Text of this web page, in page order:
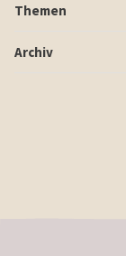
Themen
Archiv